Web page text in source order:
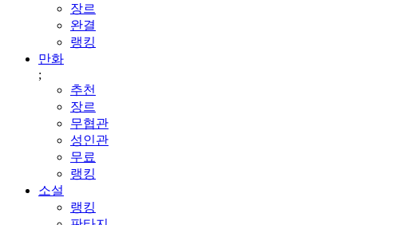
장르
완결
랭킹
만화
;
추천
장르
무협관
성인관
무료
랭킹
소설
랭킹